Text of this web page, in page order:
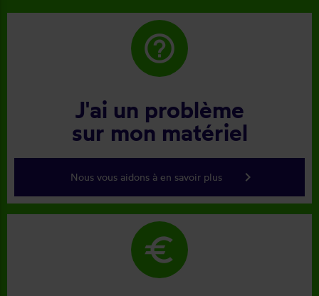
help_outline
J'ai un problème
sur mon matériel
Nous vous aidons à en savoir plus keyboard_arrow_right
euro